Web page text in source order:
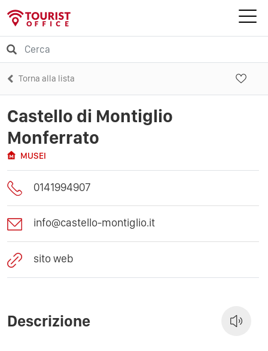
Torna alla lista
Castello di Montiglio
Monferrato
MUSEI
0141994907
info@castello-montiglio.it
sito web
Descrizione